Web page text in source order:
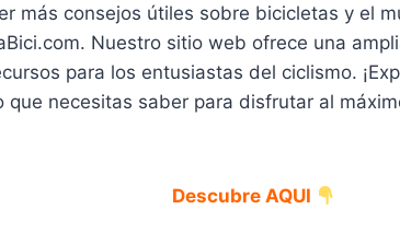
más consejos útiles sobre bicicletas y el
Nuestro sitio web ofrece una
para los entusiastas del ciclismo.
que necesitas saber para disfrutar al
Descubre AQUI